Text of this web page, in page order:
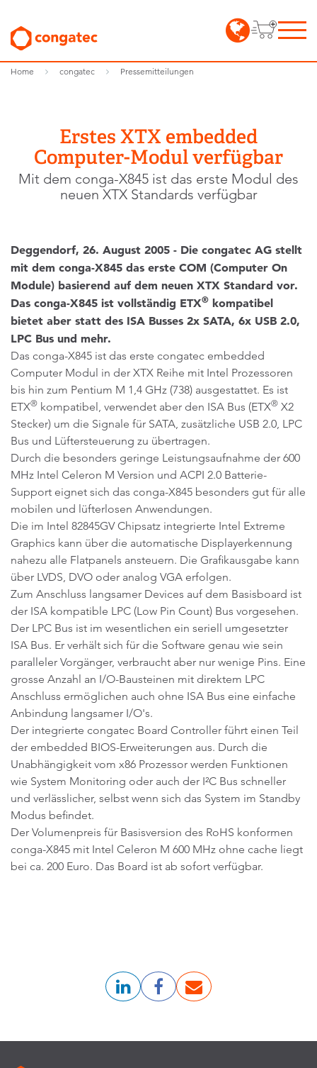
Home congatec Pressemitteilungen
Erstes XTX embedded
Computer-Modul verfügbar
Mit dem conga-X845 ist das erste Modul des
neuen XTX Standards verfügbar
Deggendorf, 26. August 2005 - Die congatec AG stellt
mit dem conga-X845 das erste COM (Computer On
Module) basierend auf dem neuen XTX Standard vor.
Das conga-X845 ist vollständig ETX® kompatibel
bietet aber statt des ISA Busses 2x SATA, 6x USB 2.0,
LPC Bus und mehr.
Das conga-X845 ist das erste congatec embedded
Computer Modul in der XTX Reihe mit Intel Prozessoren
bis hin zum Pentium M 1,4 GHz (738) ausgestattet. Es ist
ETX® kompatibel, verwendet aber den ISA Bus (ETX® X2
Stecker) um die Signale für SATA, zusätzliche USB 2.0, LPC
Bus und Lüftersteuerung zu übertragen.
Durch die besonders geringe Leistungsaufnahme der 600
MHz Intel Celeron M Version und ACPI 2.0 Batterie-
Support eignet sich das conga-X845 besonders gut für alle
mobilen und lüfterlosen Anwendungen.
Die im Intel 82845GV Chipsatz integrierte Intel Extreme
Graphics kann über die automatische Displayerkennung
nahezu alle Flatpanels ansteuern. Die Grafikausgabe kann
über LVDS, DVO oder analog VGA erfolgen.
Zum Anschluss langsamer Devices auf dem Basisboard ist
der ISA kompatible LPC (Low Pin Count) Bus vorgesehen.
Der LPC Bus ist im wesentlichen ein seriell umgesetzter
ISA Bus. Er verhält sich für die Software genau wie sein
paralleler Vorgänger, verbraucht aber nur wenige Pins. Eine
grosse Anzahl an I/O-Bausteinen mit direktem LPC
Anschluss ermöglichen auch ohne ISA Bus eine einfache
Anbindung langsamer I/O's.
Der integrierte congatec Board Controller führt einen Teil
der embedded BIOS-Erweiterungen aus. Durch die
Unabhängigkeit vom x86 Prozessor werden Funktionen
wie System Monitoring oder auch der I²C Bus schneller
und verlässlicher, selbst wenn sich das System im Standby
Modus befindet.
Der Volumenpreis für Basisversion des RoHS konformen
conga-X845 mit Intel Celeron M 600 MHz ohne cache liegt
bei ca. 200 Euro. Das Board ist ab sofort verfügbar.